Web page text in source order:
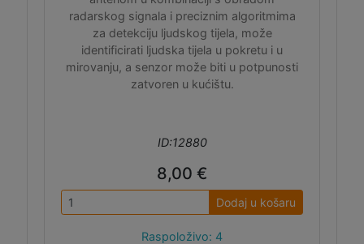
radarskog signala i preciznim algoritmima
za detekciju ljudskog tijela, može
identificirati ljudska tijela u pokretu i u
mirovanju, a senzor može biti u potpunosti
zatvoren u kućištu.
ID:12880
8,00 €
Dodaj u košaru
Raspoloživo: 4